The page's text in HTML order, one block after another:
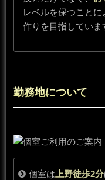
レベルを保つことに
作りを目指していま
勤務地について
個室は 上野徒歩2分